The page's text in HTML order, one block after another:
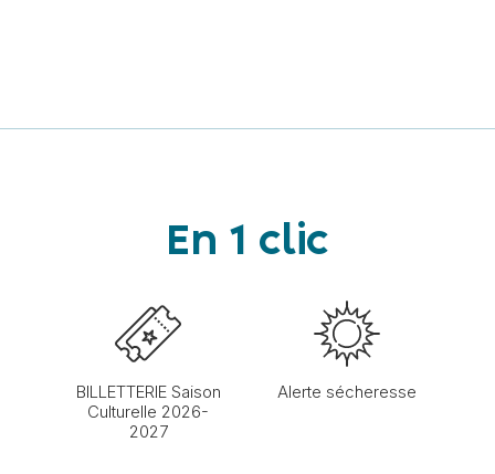
En 1 clic
BILLETTERIE Saison
Culturelle 2026-
2027
Alerte sécheresse